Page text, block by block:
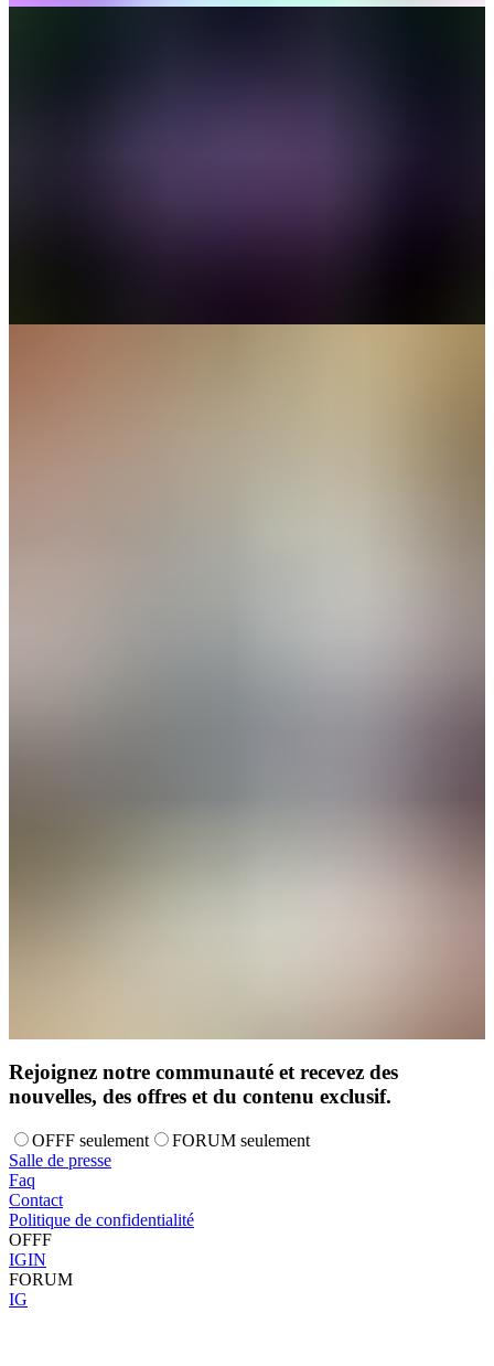
Rejoignez notre communauté et recevez des
nouvelles, des offres et du contenu exclusif.
OFFF seulement
FORUM seulement
Salle de presse
Faq
Contact
Politique de confidentialité
OFFF
IGIN
FORUM
IG